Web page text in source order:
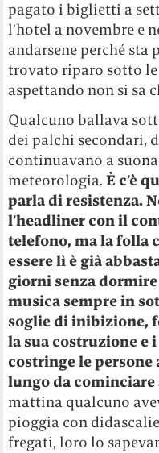
pagato i biglietti a
l’hotel a novembre e
andarsene perché sta
trovato riparo sotto
aspettando non si sa
Qualcuno ballava
dei palchi secondari,
continuavano a
meteorologia.È c’è
parla di resistenza.
l’headliner con il
telefono, ma la folla
essere lì è già
giorni senza
musica sempre in
soglie di inibizione,
la sua costruzione e
costringe le persone
lungo da cominciare
mattina qualcuno
pioggia con
fregati, loro lo